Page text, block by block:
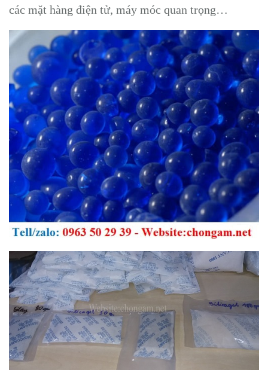
các mặt hàng điện tử, máy móc quan trọng…